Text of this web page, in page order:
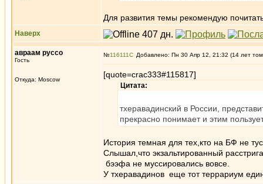
Для развития темы рекомендую
Наверх
авраам руссо
Гость
Откуда: Moscow
№116111 Добавлено: Пн 30 Апр 12, 21:32 (14 лет
[quote=crac333#115817]
Цитата:
тхеравадинский в России,
прекрасно понимает и этим
История темная для тех,кто на БФ не
Слышал,что экзальтированный
бээфа не муссировались вовсе.
У тхеравадинов еще тот террариум